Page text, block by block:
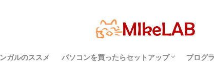
ガルのススメ パソコンを買ったらセットアップ プログ
っておこうスペック
Windows？それとも Mac？
適に使うためのPC性能選び 境
めざせ
プログラミング準備 セキュリティ対策ソフト